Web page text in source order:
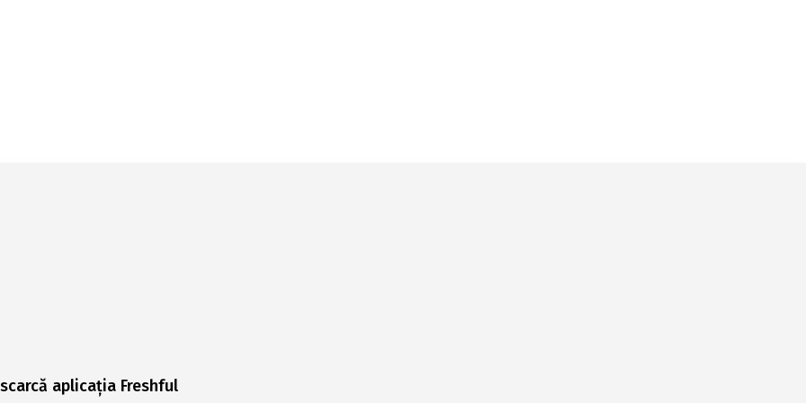
aplicația Freshful